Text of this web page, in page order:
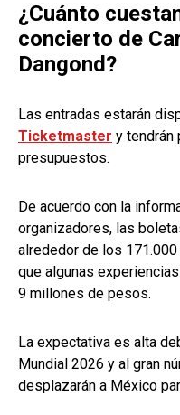
¿Cuánto
concierto de
Dangond?
Las entradas estarán
Ticketmaster y tendrán
presupuestos.
De acuerdo con la
organizadores, las
alrededor de los
que algunas
9 millones de pesos.
La expectativa es alta
Mundial 2026 y al gran
desplazarán a México